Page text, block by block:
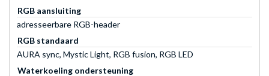
RGB aansluiting
adresseerbare RGB-header
RGB standaard
AURA sync, Mystic Light, RGB fusion, RGB LED
Waterkoeling ondersteuning